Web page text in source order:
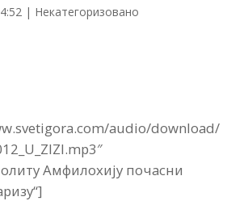
| Некатегоризовано
audio/download/
Амфилохију почасни